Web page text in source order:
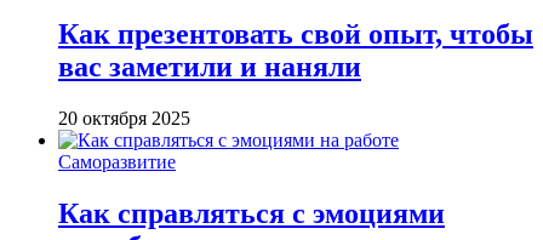
Как презентовать свой опыт, чтобы
вас заметили и наняли
20 октября 2025
Саморазвитие
Как справляться с эмоциями